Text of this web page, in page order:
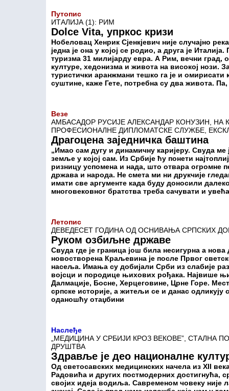
Путопис
ИТАЛИЈА (1): РИМ
Dolce Vita, упркос кризи
Нобеловац Хенрик Сјенкјевич није случајно
једна је она у којој се родио, а друга је
туризма 31 милијарду евра. А Рим, вечни град,
културе, хедонизма и живота на високој нози.
туристички аранжмани тешко га је и
суштине, каже Гете, потребна су два живота.
Везе
АМБАСАДОР РУСИЈЕ АЛЕКСАНДАР КОНУЗИН, НА
ПРОФЕСИОНАЛНЕ ДИПЛОМАТСКЕ СЛУЖБЕ,
Драгоцена заједничка баштина
„Имао сам дугу и динамичну каријеру. Свуда
земље у којој сам. Из Србије ћу понети
ризницу успомена и нада, што отвара огромне
држава и народа. Не смета ми ни друкчије
имати све аргументе када буду доносили
многовековног братства треба сачувати и
Летопис
ДЕВЕДЕСЕТ ГОДИНА ОД ОСНИВАЊА СРПСКИХ
Руком озбиљне државе
Свуда где је граница још била несигурна а
новостворена Краљевина је после Првог
насеља. Имања су добијали Срби из слабије
војсци и породице њихових рођака. Највише
Далмације, Босне, Херцеговине, Црне Горе.
српске историје, а житељи се и данас
оданошћу отаџбини
Наслеђе
„МЕДИЦИНА У СРБИЈИ КРОЗ ВЕКОВЕ”, СТАЛНА
ДРУШТВА
Здравље је део националне
Од светосавских медицинских начела из XII
Радовића и других постмодерних достигнућа,
својих идеја водиља. Савременом човеку није